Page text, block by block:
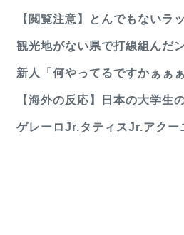
【閲覧注意】とんでもないラ
観光地がない県で打線組んだ
新人「何やってるですかぁぁ
【海外の反応】日本の大学
ゲレーロJr.タティスJr.アク